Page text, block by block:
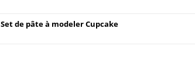
Set de pâte à modeler Cupcake